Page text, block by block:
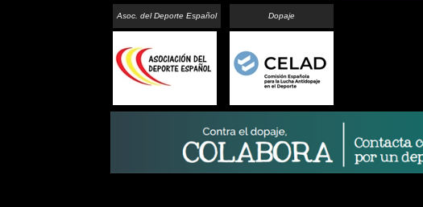
Asoc. del Deporte Español Dopaje